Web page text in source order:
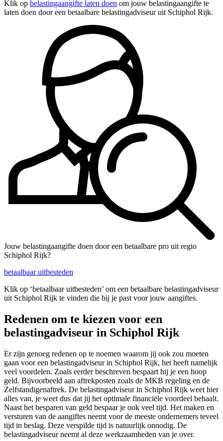
Klik op belastingaangifte laten doen om jouw belastingaangifte te
laten doen door een betaalbare belastingadviseur uit Schiphol Rijk.
Jouw belastingaangifte doen door een betaalbare pro uit regio
Schiphol Rijk?
betaalbaar uitbesteden
Klik op ‘betaalbaar uitbesteden’ om een betaalbare belastingadviseur
uit Schiphol Rijk te vinden die bij je past voor jouw aangiftes.
Redenen om te kiezen voor een
belastingadviseur in Schiphol Rijk
Er zijn genoeg redenen op te noemen waarom jij ook zou moeten
gaan voor een belastingadviseur in Schiphol Rijk, het heeft namelijk
veel voordelen. Zoals eerder beschreven bespaart hij je een hoop
geld. Bijvoorbeeld aan aftrekposten zoals de MKB regeling en de
Zelfstandigenaftrek. De belastingadviseur in Schiphol Rijk weet hier
alles van, je weet dus dat jij het optimale financiële voordeel behaalt.
Naast het besparen van geld bespaar je ook veel tijd. Het maken en
versturen van de aangiftes neemt voor de meeste ondernemers teveel
tijd in beslag. Deze verspilde tijd is natuurlijk onnodig. De
belastingadviseur neemt al deze werkzaamheden van je over.